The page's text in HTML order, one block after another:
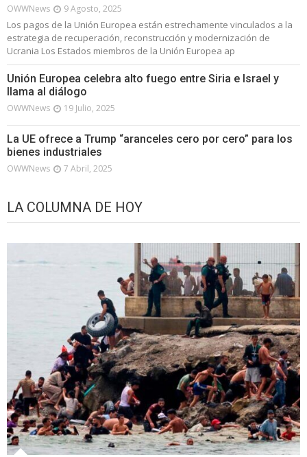
OWWNews 9 Agosto, 2025
Los pagos de la Unión Europea están estrechamente vinculados a la
estrategia de recuperación, reconstrucción y modernización de
Ucrania Los Estados miembros de la Unión Europea ap
Unión Europea celebra alto fuego entre Siria e Israel y
llama al diálogo
OWWNews 19 Julio, 2025
La UE ofrece a Trump “aranceles cero por cero” para los
bienes industriales
OWWNews 7 Abril, 2025
LA COLUMNA DE HOY